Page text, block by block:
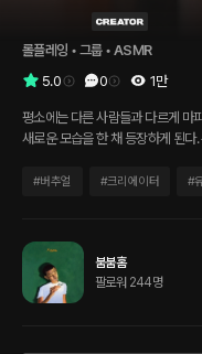
롤플레잉 • 그룹 • ASMR
5.0
0 1만
평소에는 다른 사람들과 다르게 마
새로운 모습을 한 채 등장하게 된다
기, 지금 시작합니다.
#버추얼 #크리에이터 #
붐붐홈
팔로워 244명